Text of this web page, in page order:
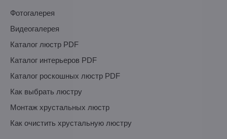
Фотогалерея
Видеогалерея
Каталог люстр PDF
Каталог интерьеров PDF
Каталог роскошных люстр PDF
Как выбрать люстру
Монтаж хрустальных люстр
Как очистить хрустальную люстру